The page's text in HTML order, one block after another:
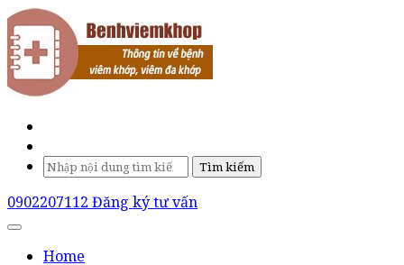
Tìm kiếm
0902207112 Đăng ký tư vấn
Home